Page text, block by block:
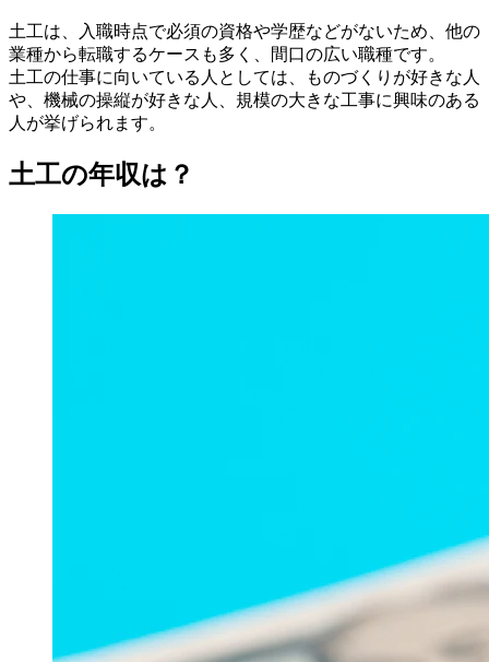
土工は、入職時点で必須の資格や学歴などがないため、他の
業種から転職するケースも多く、間口の広い職種です。
土工の仕事に向いている人としては、ものづくりが好きな人
や、機械の操縦が好きな人、規模の大きな工事に興味のある
人が挙げられます。
土工の年収は？